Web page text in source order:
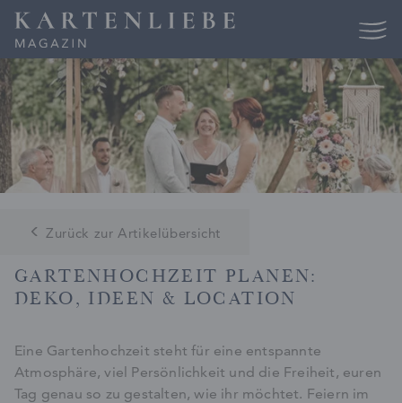
Skip
content
Zurück zur Artikelübersicht
GARTENHOCHZEIT PLANEN:
DEKO, IDEEN & LOCATION
Eine Gartenhochzeit steht für eine entspannte
Atmosphäre, viel Persönlichkeit und die Freiheit, euren
Tag genau so zu gestalten, wie ihr möchtet. Feiern im